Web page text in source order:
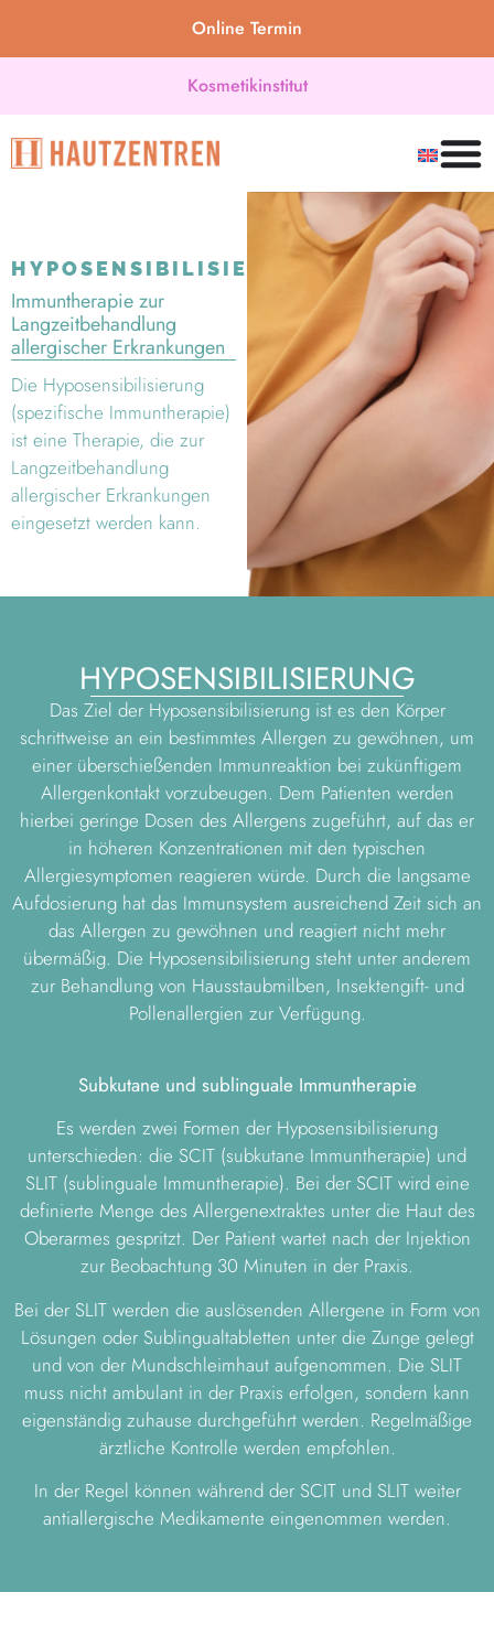
Online Termin
Kosmetikinstitut
HYPOSENSIBILISIERUNG
Immuntherapie zur
Langzeitbehandlung
allergischer Erkrankungen
Die Hyposensibilisierung
(spezifische Immuntherapie)
ist eine Therapie, die zur
Langzeitbehandlung
allergischer Erkrankungen
eingesetzt werden kann.
HYPOSENSIBILISIERUNG
Das Ziel der Hyposensibilisierung ist es den Körper
schrittweise an ein bestimmtes Allergen zu gewöhnen, um
einer überschießenden Immunreaktion bei zukünftigem
Allergenkontakt vorzubeugen. Dem Patienten werden
hierbei geringe Dosen des Allergens zugeführt, auf das er
in höheren Konzentrationen mit den typischen
Allergiesymptomen reagieren würde. Durch die langsame
Aufdosierung hat das Immunsystem ausreichend Zeit sich an
das Allergen zu gewöhnen und reagiert nicht mehr
übermäßig. Die Hyposensibilisierung steht unter anderem
zur Behandlung von Hausstaubmilben, Insektengift- und
Pollenallergien zur Verfügung.
Subkutane und sublinguale Immuntherapie
​Es werden zwei Formen der Hyposensibilisierung
unterschieden: die SCIT (subkutane Immuntherapie) und
SLIT (sublinguale Immuntherapie). Bei der SCIT wird eine
definierte Menge des Allergenextraktes unter die Haut des
Oberarmes gespritzt. Der Patient wartet nach der Injektion
zur Beobachtung 30 Minuten in der Praxis.
Bei der SLIT werden die auslösenden Allergene in Form von
Lösungen oder Sublingualtabletten unter die Zunge gelegt
und von der Mundschleimhaut aufgenommen. Die SLIT
muss nicht ambulant in der Praxis erfolgen, sondern kann
eigenständig zuhause durchgeführt werden. Regelmäßige
ärztliche Kontrolle werden empfohlen.
In der Regel können während der SCIT und SLIT weiter
antiallergische Medikamente eingenommen werden.